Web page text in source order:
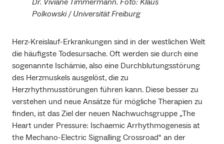
Dr. Viviane Timmermann. Foto: Klaus
Polkowski / Universität Freiburg
Herz-Kreislauf-Erkrankungen sind in der westlichen Welt
die häufigste Todesursache. Oft werden sie durch eine
sogenannte Ischämie, also eine Durchblutungsstörung
des Herzmuskels ausgelöst, die zu
Herzrhythmusstörungen führen kann. Diese besser zu
verstehen und neue Ansätze für mögliche Therapien zu
finden, ist das Ziel der neuen Nachwuchsgruppe „The
Heart under Pressure: Ischaemic Arrhythmogenesis at
the Mechano-Electric Signalling Crossroad“ an der